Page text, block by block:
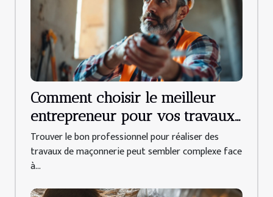
Comment choisir le meilleur
entrepreneur pour vos travaux
de maçonnerie ?
Trouver le bon professionnel pour réaliser des
travaux de maçonnerie peut sembler complexe face
à...